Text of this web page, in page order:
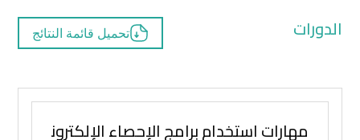
الدورات تحميل قائمة النتائج
مهارات استخدام برامج الإحصاء الإلكترونية